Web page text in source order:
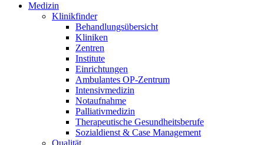
Medizin
Klinikfinder
Behandlungsübersicht
Kliniken
Zentren
Institute
Einrichtungen
Ambulantes OP-Zentrum
Intensivmedizin
Notaufnahme
Palliativmedizin
Therapeutische Gesundheitsberufe
Sozialdienst & Case Management